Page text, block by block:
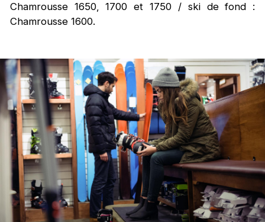
Chamrousse 1650, 1700 et 1750 / ski de fond :
Chamrousse 1600.